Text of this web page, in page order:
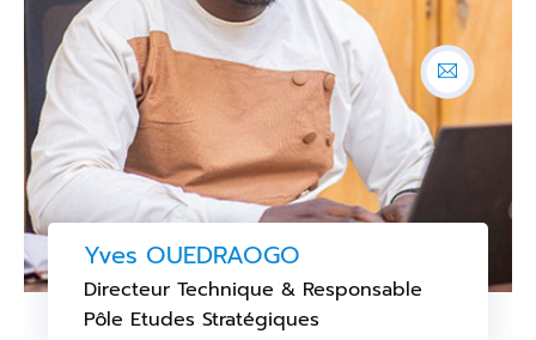
Yves OUEDRAOGO
Directeur Technique & Responsable
Pôle Etudes Stratégiques